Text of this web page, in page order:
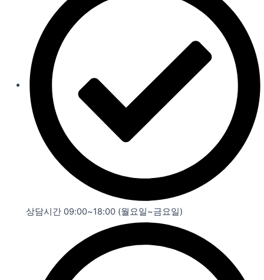
상담시간 09:00~18:00 (월요일~금요일)